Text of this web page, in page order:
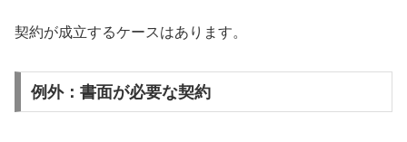
契約が成立するケースはあります。
例外：書面が必要な契約